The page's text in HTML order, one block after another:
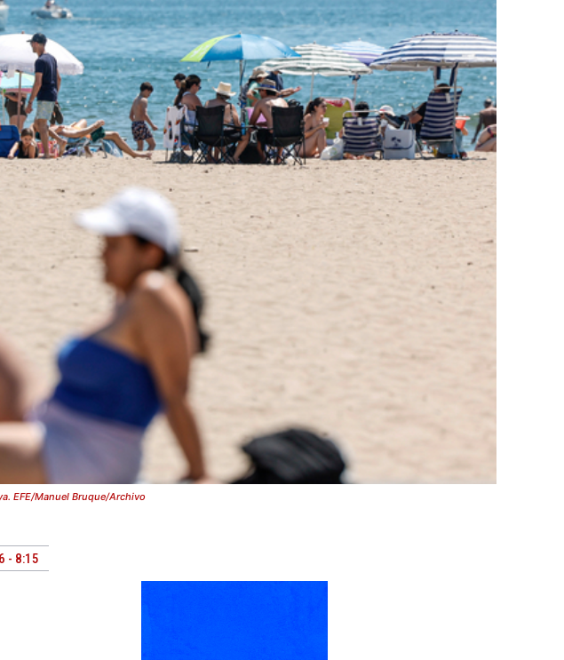
EFE/Manuel Bruque/Archivo
- 8:15